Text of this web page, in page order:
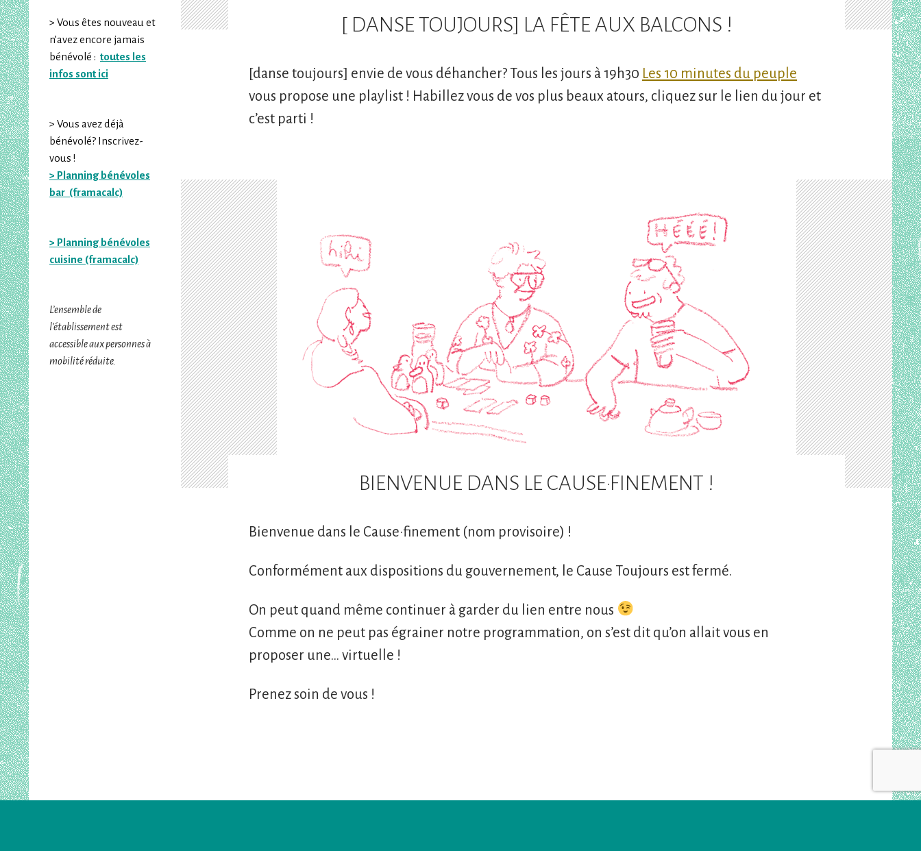
[ DANSE TOUJOURS] LA FÊTE AUX BALCONS !
[danse toujours] envie de vous déhancher? Tous les jours à 19h30 Les 10 minutes du peuple
vous propose une playlist ! Habillez vous de vos plus beaux atours, cliquez sur le lien du jour et
c’est parti !
BIENVENUE DANS LE CAUSE·FINEMENT !
Bienvenue dans le Cause·finement (nom provisoire) !
Conformément aux dispositions du gouvernement, le Cause Toujours est fermé.
On peut quand même continuer à garder du lien entre nous
Comme on ne peut pas égrainer notre programmation, on s’est dit qu’on allait vous en
proposer une… virtuelle !
Prenez soin de vous !
> Vous êtes nouveau et
n’avez encore jamais
bénévolé : toutes les
infos sont ici
> Vous avez déjà
bénévolé? Inscrivez-
vous !
> Planning bénévoles
bar (framacalc)
> Planning bénévoles
cuisine (framacalc)
L’ensemble de
l’établissement est
accessible aux personnes à
mobilité réduite.